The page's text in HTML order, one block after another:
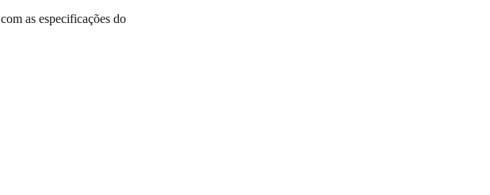
com as especificações do